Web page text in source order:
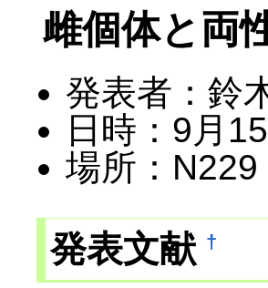
雌個体と両
発表者：鈴
日時：9月
場所：N229
発表文献 †